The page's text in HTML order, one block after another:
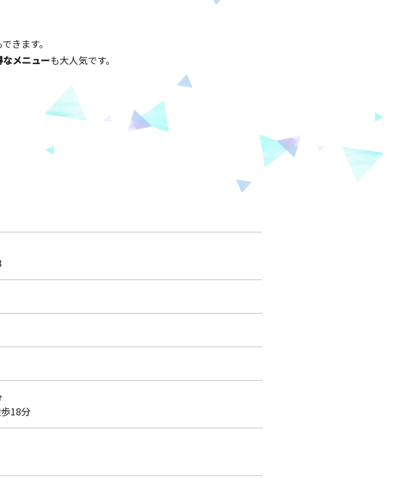
きます。
なメニューも大人気です。
18分